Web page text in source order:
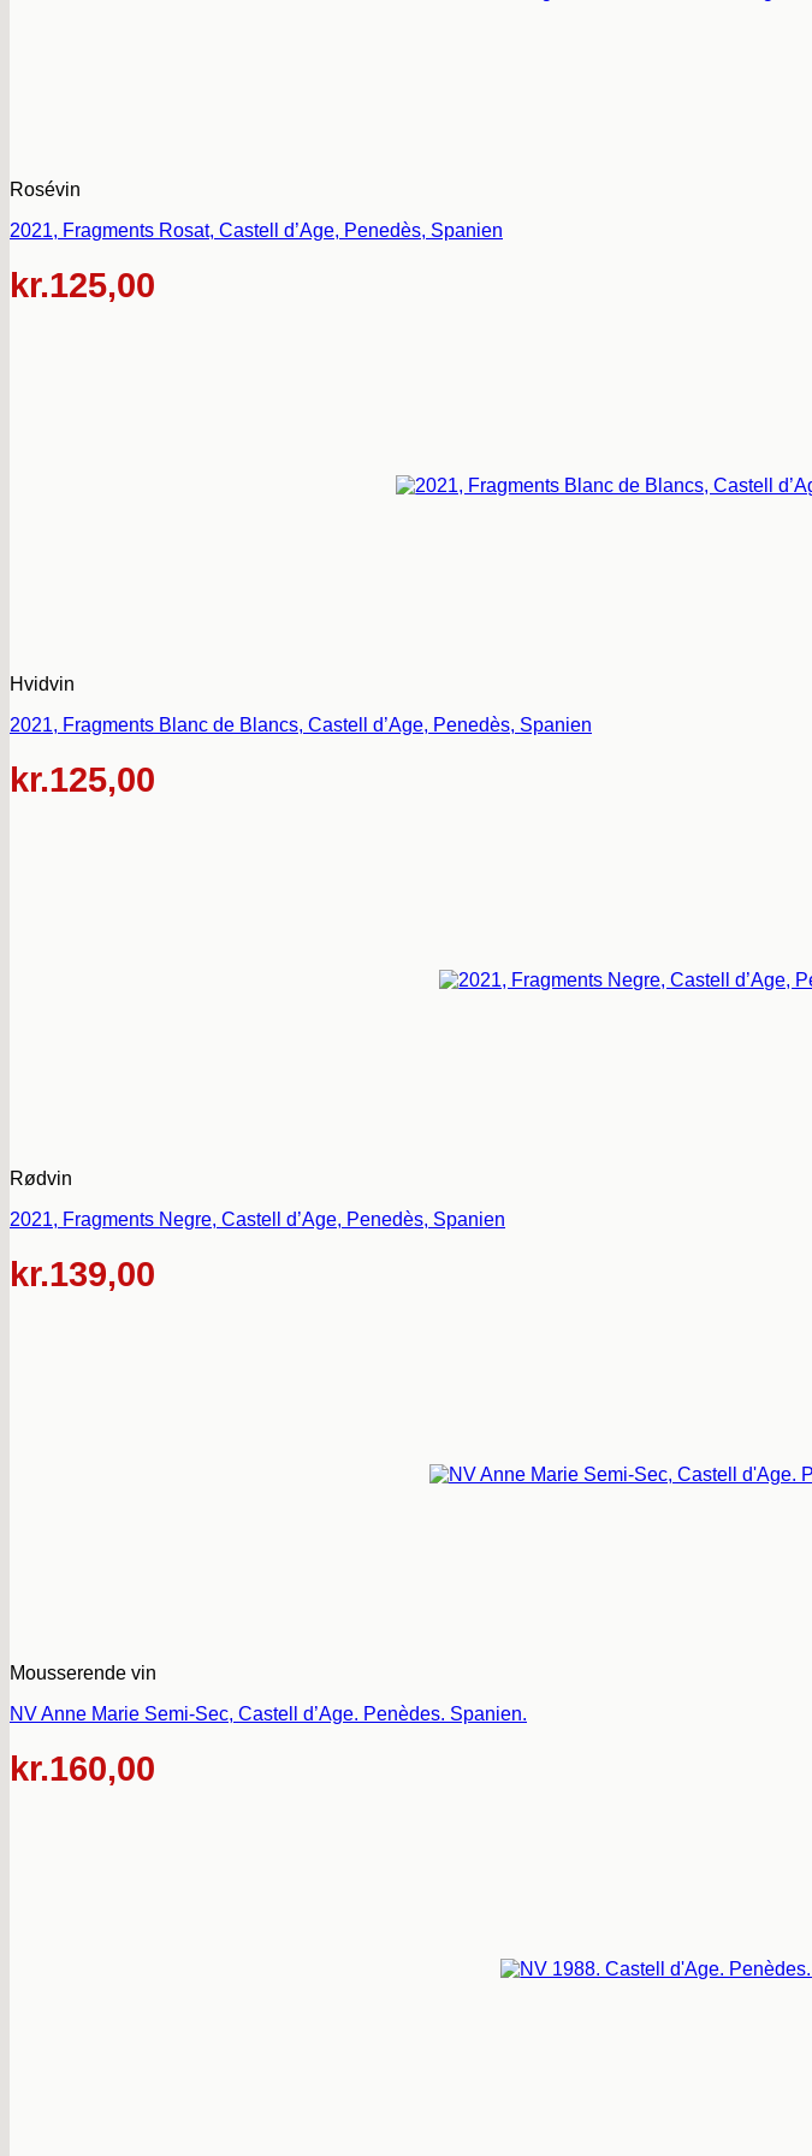
Rosévin
2021, Fragments Rosat, Castell d’Age, Penedès, Spanien
kr.125,00
Hvidvin
2021, Fragments Blanc de Blancs, Castell d’Age, Penedès, Spanien
kr.125,00
Rødvin
2021, Fragments Negre, Castell d’Age, Penedès, Spanien
kr.139,00
Mousserende vin
NV Anne Marie Semi-Sec, Castell d’Age. Penèdes. Spanien.
kr.160,00